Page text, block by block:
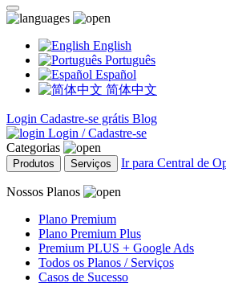
English
Português
Español
简体中文
Login Cadastre-se grátis Blog
Login / Cadastre-se
Categorias
Produtos Serviços Ir para Central de
Nossos Planos
Plano Premium
Plano Premium Plus
Premium PLUS + Google Ads
Todos os Planos / Serviços
Casos de Sucesso